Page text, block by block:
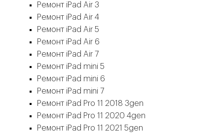
Ремонт iPad Air 3
Ремонт iPad Air 4
Ремонт iPad Air 5
Ремонт iPad Air 6
Ремонт iPad Air 7
Ремонт iPad mini 5
Ремонт iPad mini 6
Ремонт iPad mini 7
Ремонт iPad Pro 11 2018 3gen
Ремонт iPad Pro 11 2020 4gen
Ремонт iPad Pro 11 2021 5gen